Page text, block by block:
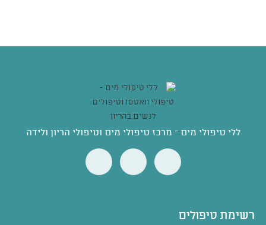
ללי טיפולי מים – מרכז טיפולי מים וטיפולי הריון ולידה
רשימת טיפולים